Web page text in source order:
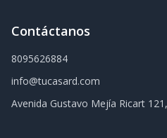
Contáctanos
8095626884
info@tucasard.com
Avenida Gustavo Mejía Ricart